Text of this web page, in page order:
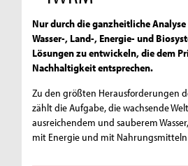
Nur durch die ganzheitliche
Wasser-, Land-, Energie- und
Lösungen zu entwickeln, die dem
Nachhaltigkeit entsprechen.
Zu den größten Herausforderungen
zählt die Aufgabe, die wachsende
ausreichendem und sauberem Wasser,
mit Energie und mit